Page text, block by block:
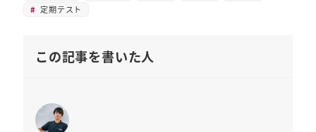
定期テスト
この記事を書いた人